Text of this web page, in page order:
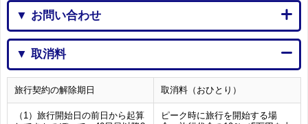
▼ お問い合わせ
▼ 取消料
旅行契約の解除期日 取消料（おひとり）
（1）旅行開始日の前日から起算
ピーク時に旅行を開始する場